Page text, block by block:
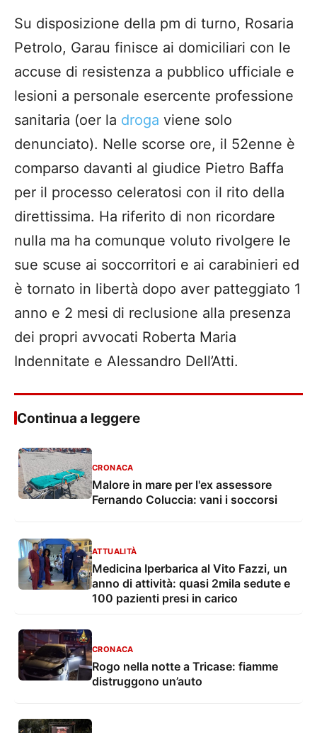
Su disposizione della pm di turno, Rosaria
Petrolo, Garau finisce ai domiciliari con le
accuse di resistenza a pubblico ufficiale e
lesioni a personale esercente professione
sanitaria (oer la droga viene solo
denunciato). Nelle scorse ore, il 52enne è
comparso davanti al giudice Pietro Baffa
per il processo celeratosi con il rito della
direttissima. Ha riferito di non ricordare
nulla ma ha comunque voluto rivolgere le
sue scuse ai soccorritori e ai carabinieri ed
è tornato in libertà dopo aver patteggiato 1
anno e 2 mesi di reclusione alla presenza
dei propri avvocati Roberta Maria
Indennitate e Alessandro Dell’Atti.
Continua a leggere
CRONACA
Malore in mare per l'ex assessore
Fernando Coluccia: vani i soccorsi
ATTUALITÀ
Medicina Iperbarica al Vito Fazzi, un
anno di attività: quasi 2mila sedute e
100 pazienti presi in carico
CRONACA
Rogo nella notte a Tricase: fiamme
distruggono un’auto